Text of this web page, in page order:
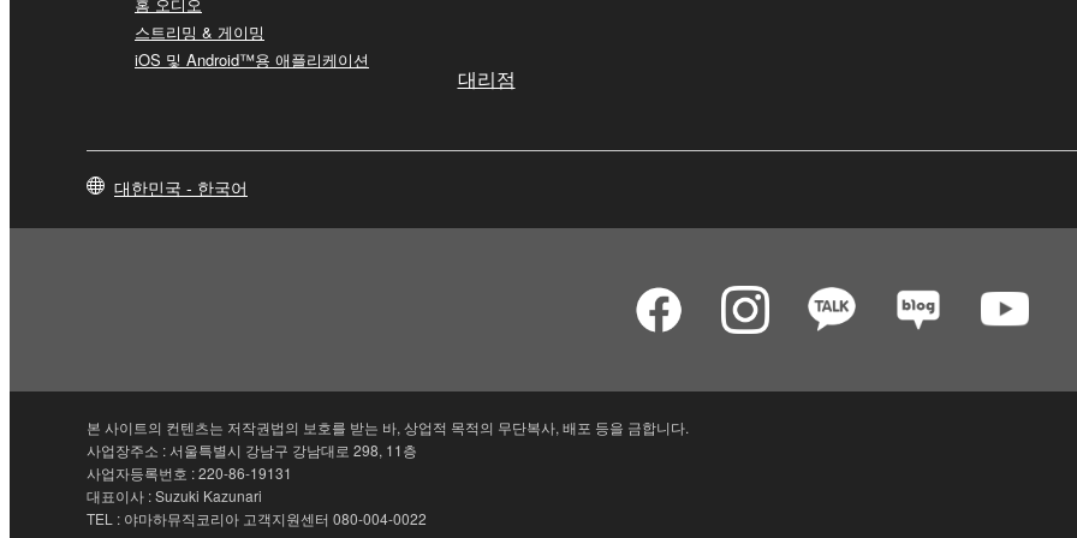
스트리밍 & 게이밍
iOS 및 Android™용 애플리케이션
대리점
대한민국 - 한국어
본 사이트의 컨텐츠는 저작권법의 보호를 받는 바, 상업적 목적의 무단복사, 배포 등을 금합니다.
사업장주소 : 서울특별시 강남구 강남대로 298, 11층
사업자등록번호 : 220-86-19131
대표이사 : Suzuki Kazunari
TEL : 야마하뮤직코리아 고객지원센터 080-004-0022